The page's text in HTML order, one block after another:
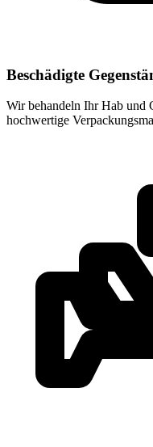
Beschädigte
Wir behandeln Ihr Hab und
hochwertige